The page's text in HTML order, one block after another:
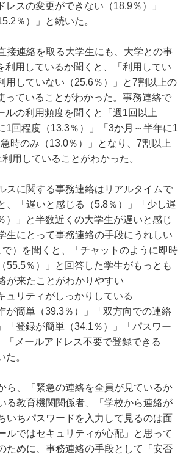
レスの変更ができない（18.9％）」
％）」と続いた。
接連絡を取る大学生にも、大学との事
利用しているか聞くと、「利用してい
用していない（25.6％）」と7割以上の
っていることがわかった。事務連絡で
ルの利用頻度を聞くと「週1回以上
1回程度（13.3％）」「3か月～半年に1
時のみ（13.0％）」となり、7割以上
用していることがわかった。
スに関する事務連絡はリアルタイムで
、「遅いと感じる（5.8％）」「少し遅
）」と半数近くの大学生が遅いと感じ
生にとって事務連絡の手段にうれしい
）を聞くと、「チャットのように即時
55.5％）」と回答した学生がもっとも
が来たことがわかりやすい
ュリティがしっかりしている
が簡単（39.3％）」「双方向での連絡
「登録が簡単（34.1％）」「パスワー
「メールアドレス不要で登録できる
た。
ら、「緊急の連絡を全員が見ているか
る教育機関関係者、「学校から連絡が
いちパスワードを入力して見るのは面
ではセキュリティが心配」と思って
ために、事務連絡の手段として「安否